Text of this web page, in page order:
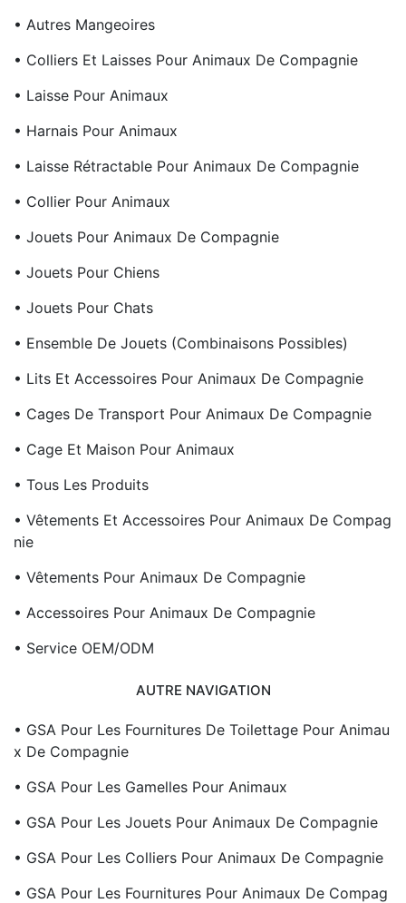
• Autres Mangeoires
• Colliers Et Laisses Pour Animaux De Compagnie
• Laisse Pour Animaux
• Harnais Pour Animaux
• Laisse Rétractable Pour Animaux De Compagnie
• Collier Pour Animaux
• Jouets Pour Animaux De Compagnie
• Jouets Pour Chiens
• Jouets Pour Chats
• Ensemble De Jouets (combinaisons Possibles)
• Lits Et Accessoires Pour Animaux De Compagnie
• Cages De Transport Pour Animaux De Compagnie
• Cage Et Maison Pour Animaux
• Tous Les Produits
• Vêtements Et Accessoires Pour Animaux De Compag
Nie
• Vêtements Pour Animaux De Compagnie
• Accessoires Pour Animaux De Compagnie
• Service OEM/ODM
AUTRE NAVIGATION
• GSA Pour Les Fournitures De Toilettage Pour Animau
X De Compagnie
• GSA Pour Les Gamelles Pour Animaux
• GSA Pour Les Jouets Pour Animaux De Compagnie
• GSA Pour Les Colliers Pour Animaux De Compagnie
• GSA Pour Les Fournitures Pour Animaux De Compag